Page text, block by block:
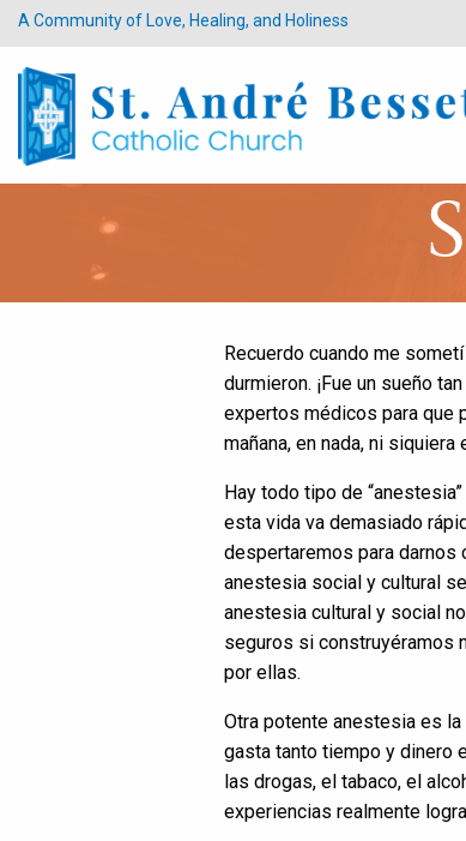
A Community of Love, Healing, and Holiness
Recuerdo cuando me
durmieron. ¡Fue un sueño
expertos médicos para que
mañana, en nada, ni
Hay todo tipo de
esta vida va demasiado
despertaremos para darnos
anestesia social y cultural
anestesia cultural y social
seguros si construyéramos
por ellas.
Otra potente anestesia es
gasta tanto tiempo y dinero
las drogas, el tabaco, el
experiencias realmente